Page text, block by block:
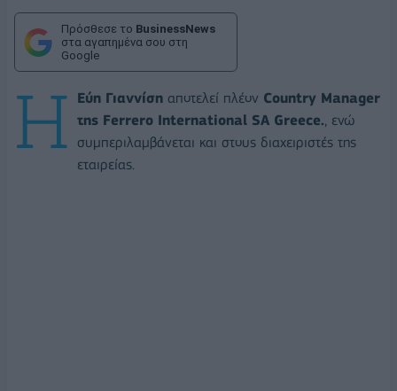
Πρόσθεσε το BusinessNews
στα αγαπημένα σου στη
Google
H Εύη Γιαννίση αποτελεί πλέον Country Manager
της Ferrero International SA Greece., ενώ
συμπεριλαμβάνεται και στους διαχειριστές της
εταιρείας.